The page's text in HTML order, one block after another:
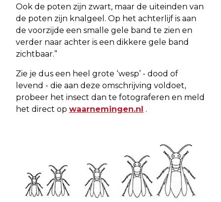
Ook de poten zijn zwart, maar de uiteinden van
de poten zijn knalgeel. Op het achterlijf is aan
de voorzijde een smalle gele band te zien en
verder naar achter is een dikkere gele band
zichtbaar.”
Zie je dus een heel grote ‘wesp’ - dood of
levend - die aan deze omschrijving voldoet,
probeer het insect dan te fotograferen en meld
het direct op waarnemingen.nl .